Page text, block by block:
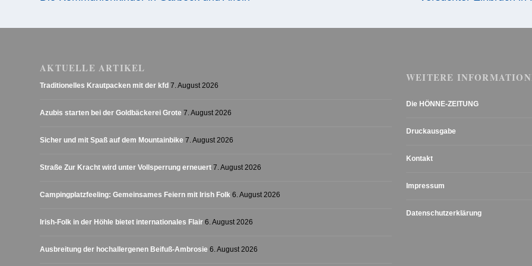
AKTUELLE ARTIKEL
Traditionelles Krautpacken mit der kfd 7. August 2026
Azubis starten bei der Goldbäckerei Grote 7. August 2026
Sicher und mit Spaß auf dem Mountainbike 7. August 2026
Straße Zur Kracht wird unter Vollsperrung erneuert 7. August 2026
Campingplatzfeeling: Gemeinsames Feiern mit Irish Folk 6. August 2026
Irish-Folk in der Höhle bietet internationales Flair 6. August 2026
Ausbreitung der hochallergenen Beifuß-Ambrosie 6. August 2026
WEITERE
Die HÖNNE-ZEITUNG
Druckausgabe
Kontakt
Impressum
Datenschutzerklärung